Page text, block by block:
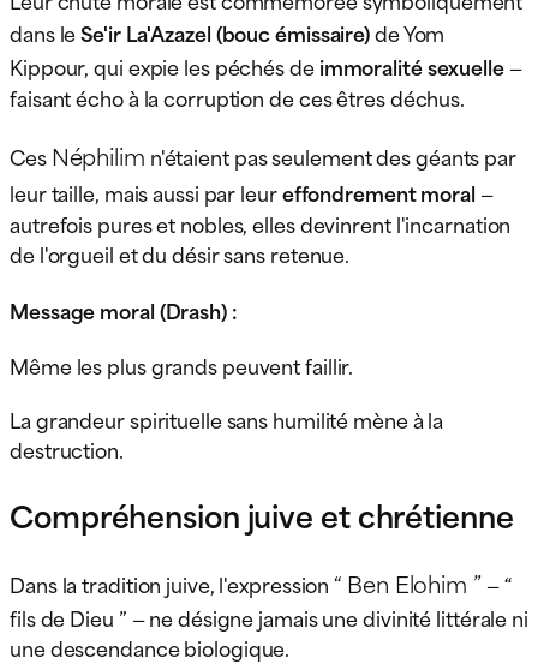
dans leSe'ir La'Azazel (bouc émissaire)de Yom
Kippour, qui expie les péchés deimmoralité sexuelle—
faisant écho à la corruption de ces êtres déchus.
CesNéphilim n'étaient pas seulement des géants par
leur taille, mais aussi par leureffondrement moral —
autrefois pures et nobles, elles devinrent l'incarnation
de l'orgueil et du désir sans retenue.
Message moral (Drash) :
Même les plus grands peuvent faillir.
La grandeur spirituelle sans humilité mène à la
destruction.
Compréhension juive et chrétienne
Dans la tradition juive, l'expression“ Ben Elohim ”— “
fils de Dieu ” — ne désigne jamais une divinité littérale ni
une descendance biologique.